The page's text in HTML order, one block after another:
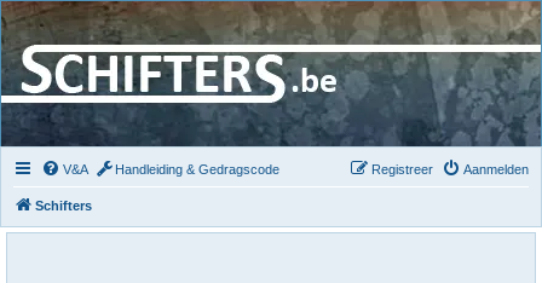
V&A Handleiding & Gedragscode Aanmelden
Registreer
Schifters